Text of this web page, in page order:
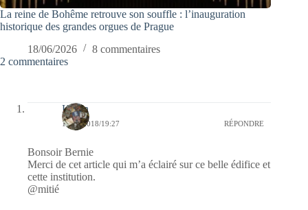
La reine de Bohême retrouve son souffle : l’inauguration
historique des grandes orgues de Prague
18/06/2026
8 commentaires
2 commentaires
Kévin
18/09/2018/19:27 RÉPONDRE
Bonsoir Bernie
Merci de cet article qui m’a éclairé sur ce belle édifice et
cette institution.
@mitié